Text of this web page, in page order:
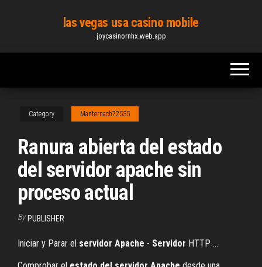
content
las vegas usa casino mobile
joycasinornhx.web.app
Category Manternach72535
Ranura abierta del estado
del servidor apache sin
proceso actual
By PUBLISHER
Iniciar y Parar el servidor Apache - Servidor HTTP …